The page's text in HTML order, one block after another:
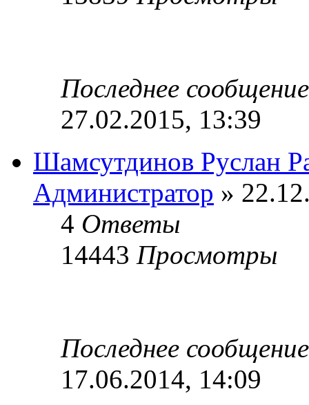
Последнее
27.02.2015, 13:39
Шамсутдинов Руслан
Администратор »
4 Ответы
14443 Просмотры
Последнее
17.06.2014, 14:09